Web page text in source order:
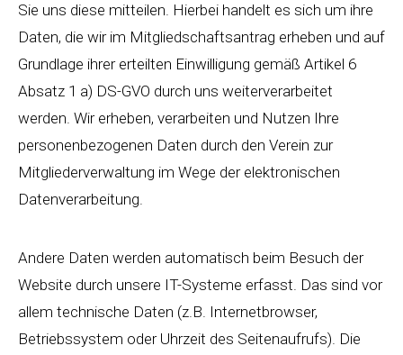
Sie uns diese mitteilen. Hierbei handelt es sich um ihre
Daten, die wir im Mitgliedschaftsantrag erheben und auf
Grundlage ihrer erteilten Einwilligung gemäß Artikel 6
Absatz 1 a) DS-GVO durch uns weiterverarbeitet
werden. Wir erheben, verarbeiten und Nutzen Ihre
personenbezogenen Daten durch den Verein zur
Mitgliederverwaltung im Wege der elektronischen
Datenverarbeitung.
Andere Daten werden automatisch beim Besuch der
Website durch unsere IT-Systeme erfasst. Das sind vor
allem technische Daten (z.B. Internetbrowser,
Betriebssystem oder Uhrzeit des Seitenaufrufs). Die